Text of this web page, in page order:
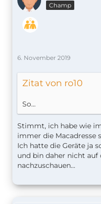
Champ
6. November 2019
Zitat von ro10
So...
Stimmt, ich habe wie
immer die Macadresse
Ich hatte die Geräte ja
und bin daher nicht
nachzuschauen...